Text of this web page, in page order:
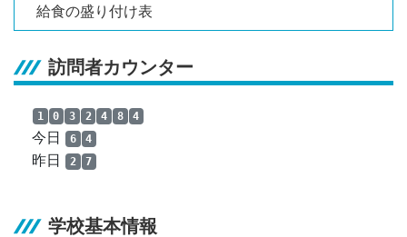
給食の盛り付け表
訪問者カウンター
1 0 3 2 4 8 4
今日 6 4
昨日 2 7
学校基本情報